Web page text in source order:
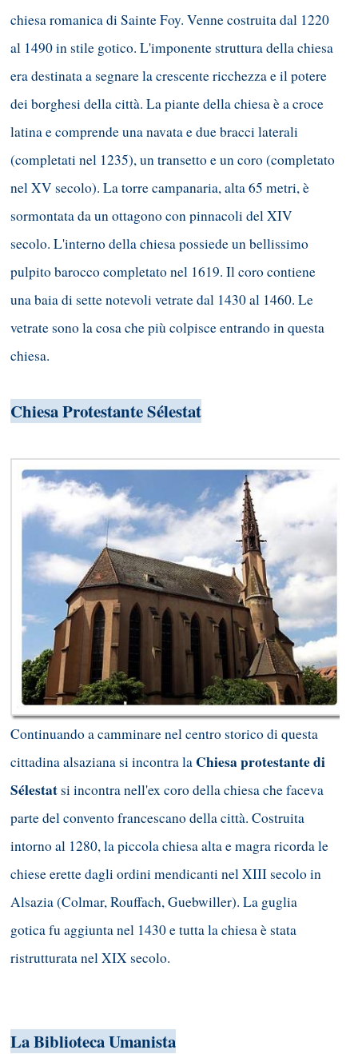
chiesa romanica di Sainte Foy. Venne costruita dal 1220
al 1490 in stile gotico. L'imponente struttura della chiesa
era destinata a segnare la crescente ricchezza e il potere
dei borghesi della città. La piante della chiesa è a croce
latina e comprende una navata e due bracci laterali
(completati nel 1235), un transetto e un coro (completato
nel XV secolo). La torre campanaria, alta 65 metri, è
sormontata da un ottagono con pinnacoli del XIV
secolo. L'interno della chiesa possiede un bellissimo
pulpito barocco completato nel 1619. Il coro contiene
una baia di sette notevoli vetrate dal 1430 al 1460. Le
vetrate sono la cosa che più colpisce entrando in questa
chiesa.
Chiesa Protestante Sélestat
Continuando a camminare nel centro storico di questa
cittadina alsaziana si incontra la Chiesa protestante di
Sélestatsi incontra nell'ex coro della chiesa che faceva
parte del convento francescano della città. Costruita
intorno al 1280, la piccola chiesa alta e magra ricorda le
chiese erette dagli ordini mendicanti nel XIII secolo in
Alsazia (Colmar, Rouffach, Guebwiller). La guglia
gotica fu aggiunta nel 1430 e tutta la chiesa è stata
ristrutturata nel XIX secolo.
La Biblioteca Umanista